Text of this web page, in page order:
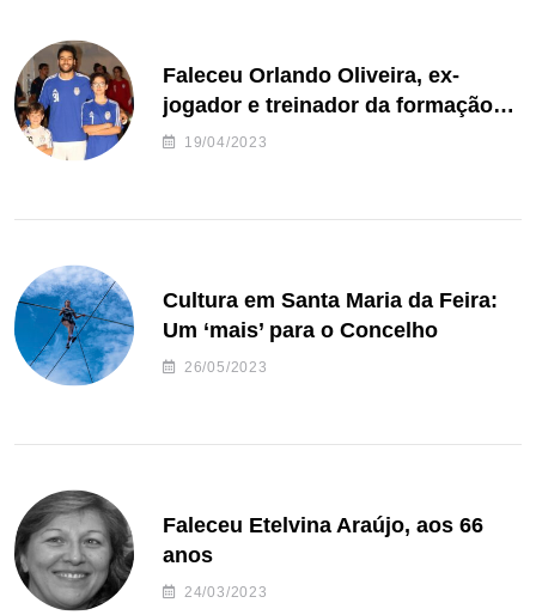
Faleceu Orlando Oliveira, ex-
jogador e treinador da formação
de andebol do Feirense
19/04/2023
Cultura em Santa Maria da Feira:
Um ‘mais’ para o Concelho
26/05/2023
Faleceu Etelvina Araújo, aos 66
anos
24/03/2023